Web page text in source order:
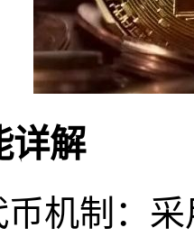
详解
币机制：